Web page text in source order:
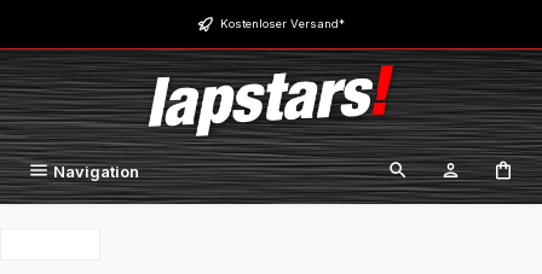
Zum Hauptinhalt springen Kostenloser Versand*
Navigation